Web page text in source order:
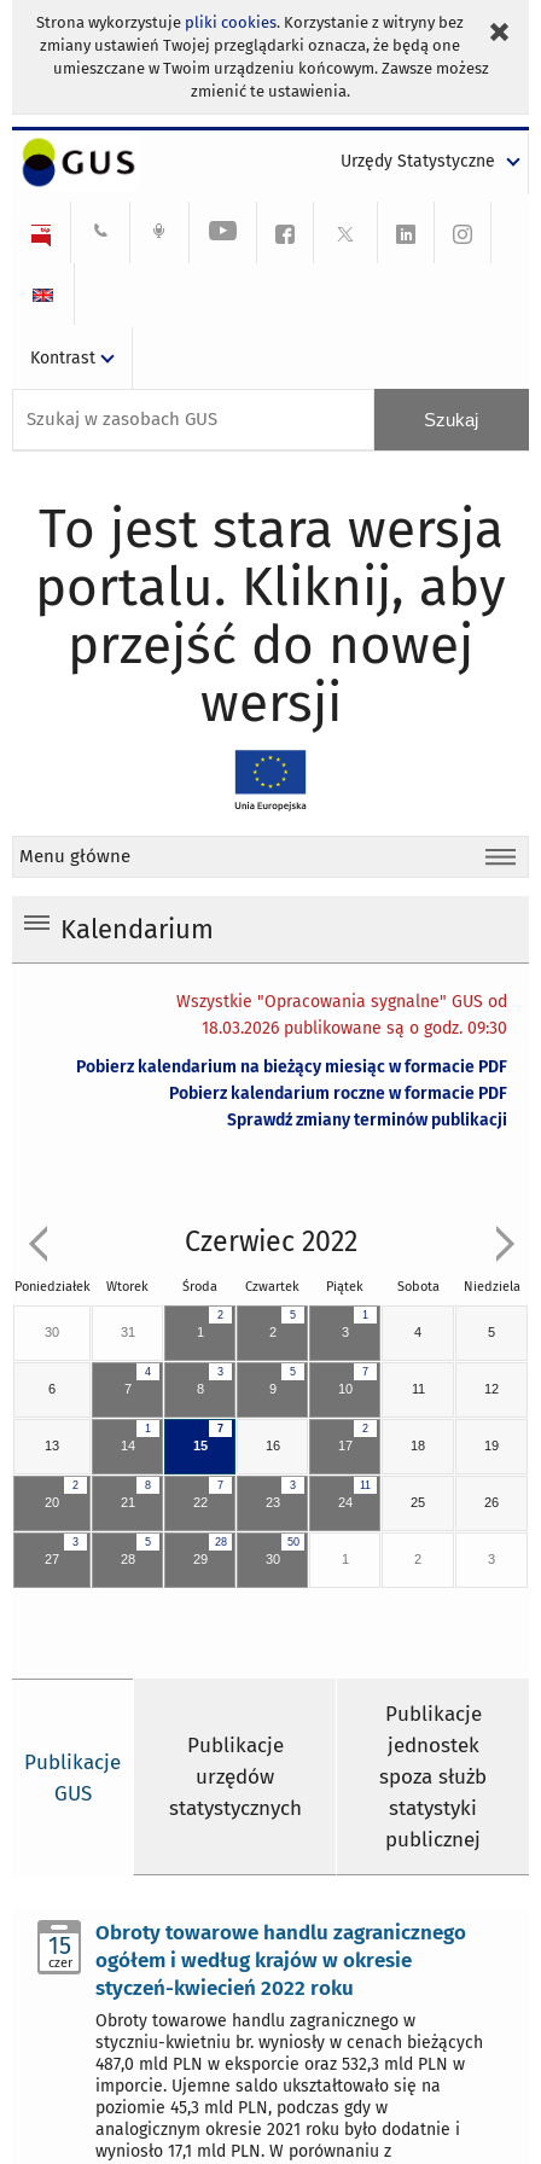
Strona wykorzystuje pliki cookies. Korzystanie z witryny bez
zmiany ustawień Twojej przeglądarki oznacza, że będą one
umieszczane w Twoim urządzeniu końcowym. Zawsze możesz
zmienić te ustawienia.
Urzędy Statystyczne
Kontrast
To jest stara wersja
portalu. Kliknij, aby
przejść do nowej
wersji
Menu główne
Kalendarium
Wszystkie "Opracowania sygnalne" GUS od
18.03.2026 publikowane są o godz. 09:30
Pobierz kalendarium na bieżący miesiąc w formacie PDF
Pobierz kalendarium roczne w formacie PDF
Sprawdź zmiany terminów publikacji
Czerwiec 2022
Poniedziałek Wtorek Środa Czwartek Piątek Sobota Niedziela
30 31
2
1
5
2
1
3 4 5
6
4
7
3
8
5
9
7
10 11 12
13
1
14
7
15 16
2
17 18 19
2
20
8
21
7
22
3
23
11
24 25 26
3
27
5
28
28
29
50
30 1 2 3
Publikacje
GUS
Publikacje
urzędów
statystycznych
Publikacje
jednostek
spoza służb
statystyki
publicznej
15
czer
Obroty towarowe handlu zagranicznego
ogółem i według krajów w okresie
styczeń-kwiecień 2022 roku
Obroty towarowe handlu zagranicznego w
styczniu-kwietniu br. wyniosły w cenach bieżących
487,0 mld PLN w eksporcie oraz 532,3 mld PLN w
imporcie. Ujemne saldo ukształtowało się na
poziomie 45,3 mld PLN, podczas gdy w
analogicznym okresie 2021 roku było dodatnie i
wyniosło 17,1 mld PLN. W porównaniu z